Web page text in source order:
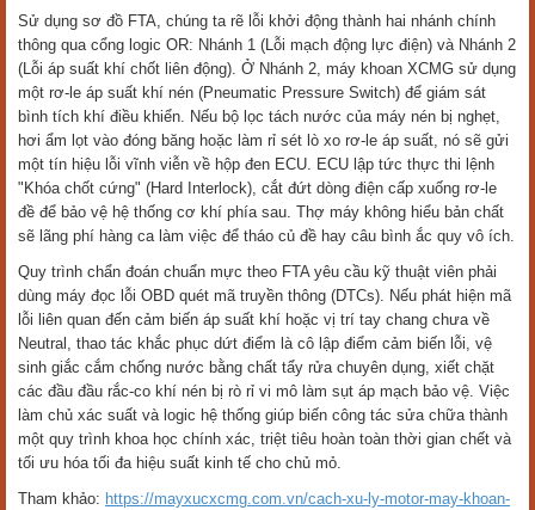
Sử dụng sơ đồ FTA, chúng ta rẽ lỗi khởi động thành hai nhánh chính
thông qua cổng logic OR: Nhánh 1 (Lỗi mạch động lực điện) và Nhánh 2
(Lỗi áp suất khí chốt liên động). Ở Nhánh 2, máy khoan XCMG sử dụng
một rơ-le áp suất khí nén (Pneumatic Pressure Switch) để giám sát
bình tích khí điều khiển. Nếu bộ lọc tách nước của máy nén bị nghẹt,
hơi ẩm lọt vào đóng băng hoặc làm rỉ sét lò xo rơ-le áp suất, nó sẽ gửi
một tín hiệu lỗi vĩnh viễn về hộp đen ECU. ECU lập tức thực thi lệnh
"Khóa chốt cứng" (Hard Interlock), cắt đứt dòng điện cấp xuống rơ-le
đề để bảo vệ hệ thống cơ khí phía sau. Thợ máy không hiểu bản chất
sẽ lãng phí hàng ca làm việc để tháo củ đề hay câu bình ắc quy vô ích.
Quy trình chẩn đoán chuẩn mực theo FTA yêu cầu kỹ thuật viên phải
dùng máy đọc lỗi OBD quét mã truyền thông (DTCs). Nếu phát hiện mã
lỗi liên quan đến cảm biến áp suất khí hoặc vị trí tay chang chưa về
Neutral, thao tác khắc phục dứt điểm là cô lập điểm cảm biến lỗi, vệ
sinh giắc cắm chống nước bằng chất tẩy rửa chuyên dụng, xiết chặt
các đầu đầu rắc-co khí nén bị rò rỉ vi mô làm sụt áp mạch bảo vệ. Việc
làm chủ xác suất và logic hệ thống giúp biến công tác sửa chữa thành
một quy trình khoa học chính xác, triệt tiêu hoàn toàn thời gian chết và
tối ưu hóa tối đa hiệu suất kinh tế cho chủ mỏ.
Tham khảo: https://mayxucxcmg.com.vn/cach-xu-ly-motor-may-khoan-